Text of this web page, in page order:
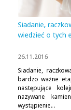
Siadanie,
wiedzieć o tych
26.11.2016
Siadanie,
bardzo ważne
następujące
nazywane
wystąpienie...